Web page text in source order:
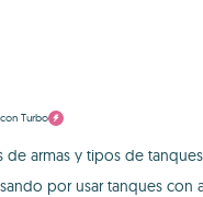
Turbo
armas y tipos de
por usar tanques con